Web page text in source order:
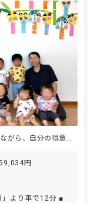
円
より車で12分 ■